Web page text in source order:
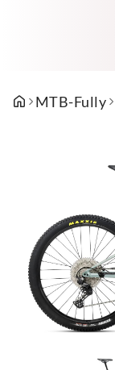
MTB-Fully